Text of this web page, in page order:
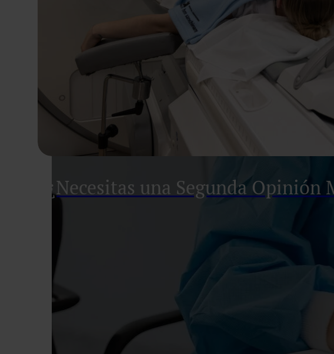
¿Necesitas una Segunda Opinión